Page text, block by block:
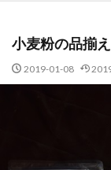
小麦粉の品揃
2019-01-08